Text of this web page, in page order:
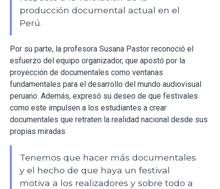
producción documental actual en el
Perú.
Por su parte, la profesora Susana Pastor reconoció el
esfuerzo del equipo organizador, que apostó por la
proyección de documentales como ventanas
fundamentales para el desarrollo del mundo audiovisual
peruano. Además, expresó su deseo de que festivales
como este impulsen a los estudiantes a crear
documentales que retraten la realidad nacional desde sus
propias miradas.
Tenemos que hacer más documentales
y el hecho de que haya un festival
motiva a los realizadores y sobre todo a